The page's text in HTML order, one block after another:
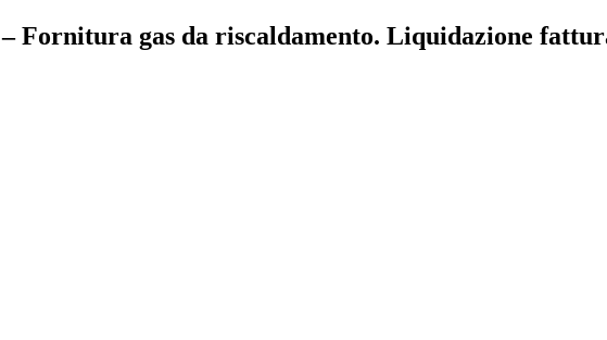
Fornitura gas da riscaldamento. Liquidazione